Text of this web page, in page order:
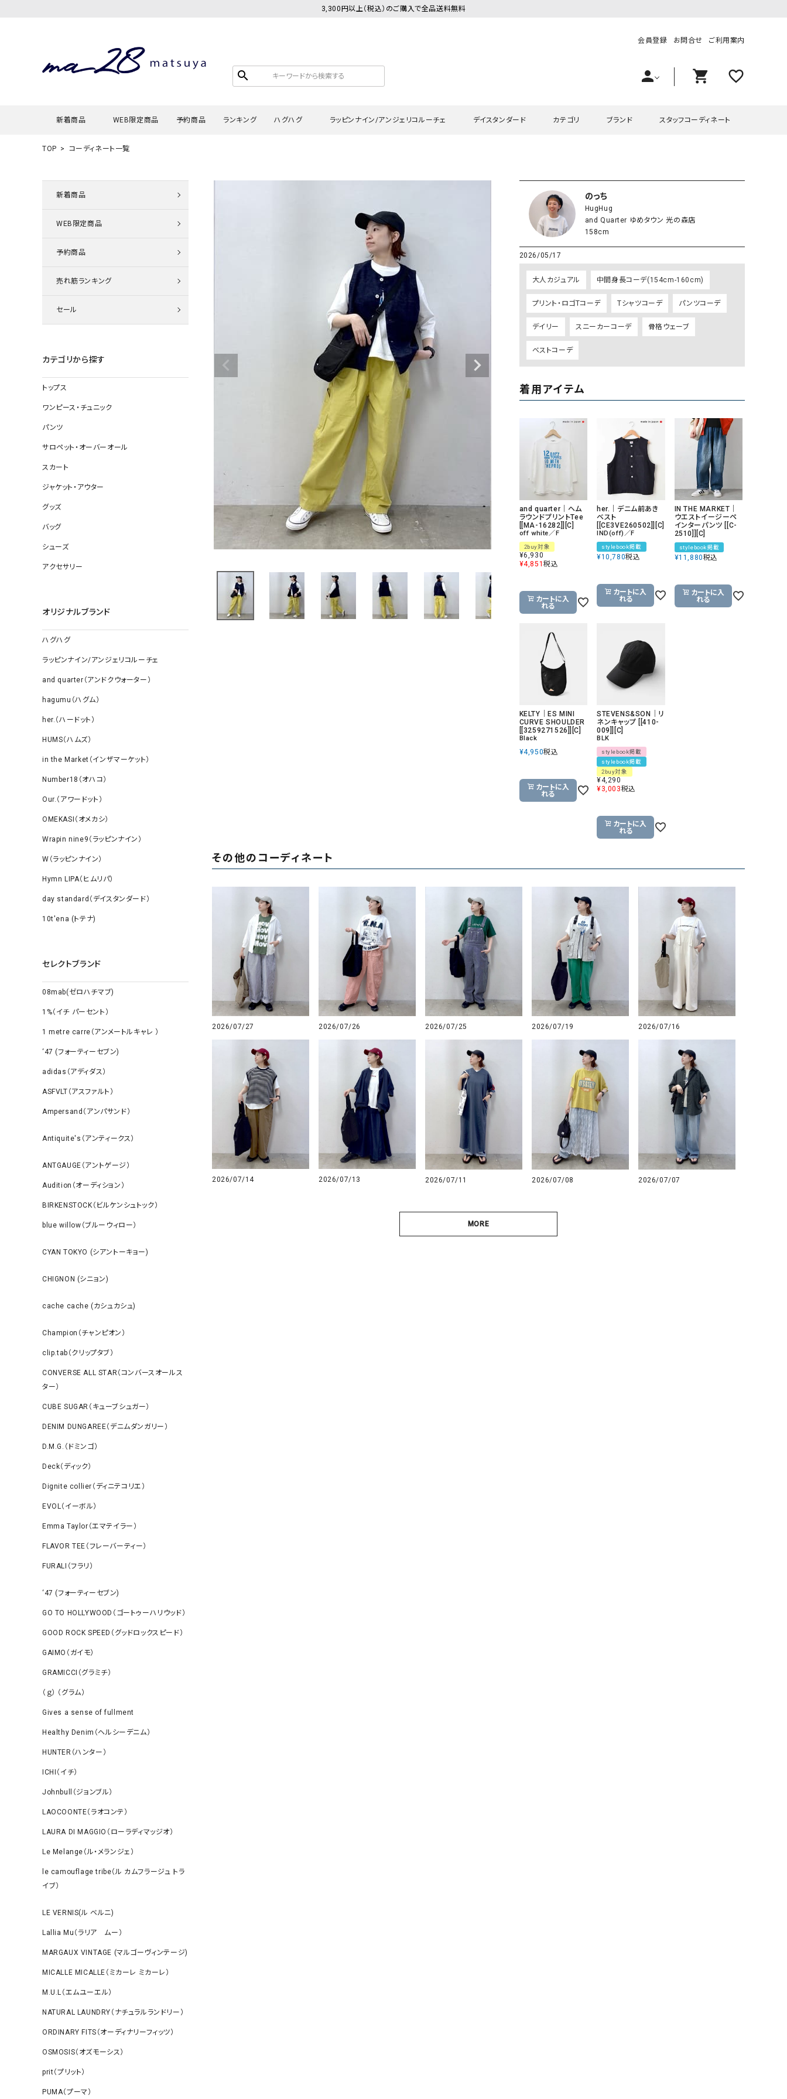
3,300円以上（税込）のご購入で全品送料無料
search
会員登録 お問合せ ご利用案内
person shopping_cart favorite_outline
新着商品 WEB限定商品 予約商品 ランキング ハグハグ
ロング・マキシ丈
その他スカート
すべて見る
その他雑貨
ラッピンナイン/アンジェリコルーチェ
タンクトップ・キャミソール
その他のパンツ
ロング・マキシ丈
その他スカート
その他アウター
デイスタンダード
チュニック
その他のパンツ
デニムパンツ
ロング・マキシ丈
その他スカート
カテゴリ
ワンピース・チュニック
サロペット・オーバーオール
スカート
ワンピース・チュニック
サロペット・オーバーオール
ジャケット・アウター
ブランド
ラッピンナイン/アンジェリコルーチェ
hagumu（ハグム）
her.（ハードット）
and quarter（アンドクウォーター） HUMS（ハムズ）
day standard（デイスタンダード） 10t'ena (トテナ)
08mab(ゼロハチマブ)
1 metre carre（アンメートルキャレ ）
LAURA DI MAGGIO（ロー
120%lino（ワンハンドレッドトゥエンティ
ーパーセントリノ）
le camouflage tribe（ル
トライブ）
adidas（アディダス） Lallia Mu（ラリア ムー）
ASFVLT（アスファルト） mizuiro ind（ミズイロ イン
Ampersand（アンパサンド） MICALLE MICALLE（ミカ
Antiquite's（アンティークス）
NATURAL LAUNDRY（ナチ
リー）
Audition（オーディション）
ORDINARY FITS（オーディ
blue willow（ブルーウィロー） Osmosis（オズモシス）
blue willow（ブルーウィロー） prit（プリット）
CONVERSE ALL STAR（コンバースオー
ルスター）
Champion（チャンピオン）
DENIM DUNGAREE（デニムダンガリー）
Deck（ディック）
EVOL（イーボル）
Emma Taylor（エマテイラー）
FLAVOR TEE（フレーバーティー）
GO TO HOLLYWOOD（ゴートゥーハリウ
G-STAR RAW（ジースターロウ）
GAIMO（ガイモ）
UNIVERSAL OVERALL（
オーバーオール）
GRAMICCI（グラミチ）
ー）
（ｇ） （グラム） upper hights（アッパーハイ
Gives a sense of fullment
HUNTER（ハンター）
ICHI（イチ）
ILIMA（イリマ）
スタッフコーディネート
TOP コーディネート一覧
新着商品
WEB限定商品
予約商品
売れ筋ランキング
セール
カテゴリから探す
トップス
ワンピース・チュニック
パンツ
サロペット・オーバーオール
スカート
ジャケット・アウター
グッズ
バッグ
シューズ
アクセサリー
オリジナルブランド
ハグハグ
ラッピンナイン/アンジェリコルーチェ
and quarter（アンドクウォーター）
hagumu（ハグム）
her.（ハードット）
HUMS（ハムズ）
in the Market（インザマーケット）
Number18（オハコ）
Our.（アワードット）
OMEKASI（オメカシ）
Wrapin nine9（ラッピンナイン）
W（ラッピンナイン）
Hymn LIPA（ヒムリパ）
day standard（デイスタンダード）
10t'ena (トテナ)
セレクトブランド
08mab(ゼロハチマブ)
1%（イチ パーセント）
1 metre carre（アンメートルキャレ ）
‘47 (フォーティーセブン)
adidas（アディダス）
ASFVLT（アスファルト）
Ampersand（アンパサンド）
Antiquite's（アンティークス）
ANTGAUGE（アントゲージ）
Audition（オーディション）
BIRKENSTOCK（ビルケンシュトック）
blue willow（ブルーウィロー）
CYAN TOKYO (シアントーキョー)
CHIGNON (シニョン)
cache cache (カシュカシュ)
Champion（チャンピオン）
clip.tab（クリップタブ）
CONVERSE ALL STAR（コンバースオールス
ター）
CUBE SUGAR（キューブシュガー）
DENIM DUNGAREE（デニムダンガリー）
D.M.G.（ドミンゴ）
Deck（ディック）
Dignite collier（ディニテコリエ）
EVOL（イーボル）
Emma Taylor（エマテイラー）
FLAVOR TEE（フレーバーティー）
FURALI（フラリ）
‘47 (フォーティーセブン)
GO TO HOLLYWOOD（ゴートゥーハリウッド）
GOOD ROCK SPEED（グッドロックスピード）
GAIMO（ガイモ）
GRAMICCI（グラミチ）
（ｇ） （グラム）
Gives a sense of fullment
Healthy Denim（ヘルシーデニム）
HUNTER（ハンター）
ICHI（イチ）
Johnbull（ジョンブル）
LAOCOONTE（ラオコンテ）
LAURA DI MAGGIO（ローラディマッジオ）
Le Melange（ル・メランジェ）
le camouflage tribe（ル カムフラージュ トラ
イブ）
LE VERNIS(ル ベルニ)
Lallia Mu（ラリア ムー）
MARGAUX VINTAGE (マルゴーヴィンテージ)
MICALLE MICALLE（ミカーレ ミカーレ）
M.U.L（エムユーエル）
NATURAL LAUNDRY（ナチュラルランドリー）
ORDINARY FITS（オーディナリーフィッツ）
OSMOSIS（オズモーシス）
prit（プリット）
PUMA（プーマ）
のっち
HugHug
and Quarter ゆめタウン 光の森店
158cm
2026/05/17
大人カジュアル 中間身長コーデ(154cm-160cm)
プリント・ロゴTコーデ Tシャツコーデ パンツコーデ
デイリー スニーカーコーデ 骨格ウェーブ
ベストコーデ
着用アイテム
and quarter｜ヘム
ラウンドプリントTee
[[MA-16282]][C]
off white／F
2buy対象
¥6,930
¥4,851税込
カートに入
れる
her.｜デニム前あき
ベスト
[[CE3VE260502]][C]
IND(off)／F
stylebook掲載
¥10,780税込
カートに入
れる
IN THE MARKET｜
ウエストイージーペ
インターパンツ [[C-
2510]][C]
stylebook掲載
¥11,880税込
カートに入
れる
KELTY｜ES MINI
CURVE SHOULDER
[[3259271526]][C]
Black
¥4,950税込
カートに入
れる
STEVENS&SON｜リ
ネンキャップ [[410-
009]][C]
BLK
stylebook掲載
stylebook掲載
2buy対象
¥4,290
¥3,003税込
カートに入
れる
その他のコーディネート
2026/07/27 2026/07/26 2026/07/25 2026/07/19 2026/07/16
2026/07/14 2026/07/13 2026/07/11 2026/07/08 2026/07/07
MORE